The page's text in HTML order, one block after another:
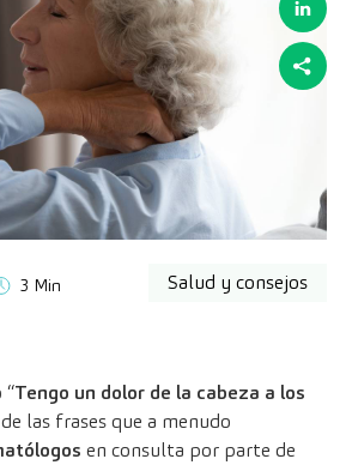
3 Min Salud y consejos
“Tengo un dolor de la cabeza a los
las frases que a menudo
en consulta por parte de